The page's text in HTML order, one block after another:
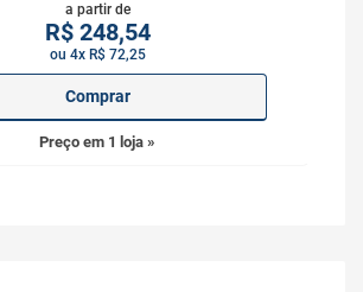
a partir de
R$248,54
ou 4x R$ 72,25
Comprar
Preço em 1 loja »